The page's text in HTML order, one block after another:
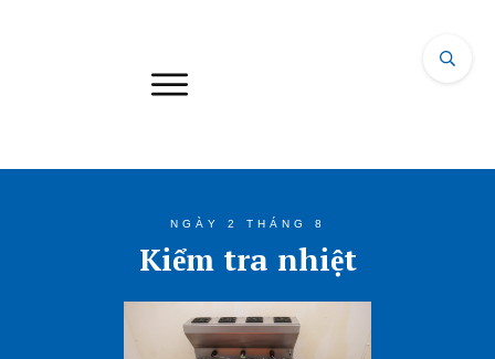
NGÀY 2 THÁNG 8
Kiểm tra nhiệt